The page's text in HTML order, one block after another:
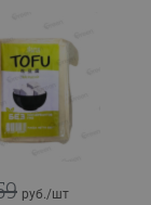
руб./шт